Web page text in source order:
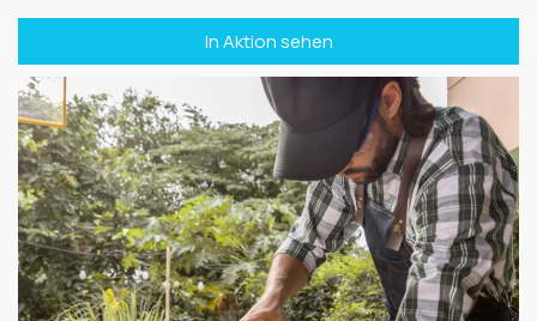
In Aktion sehen